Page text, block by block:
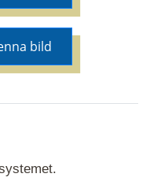
bild